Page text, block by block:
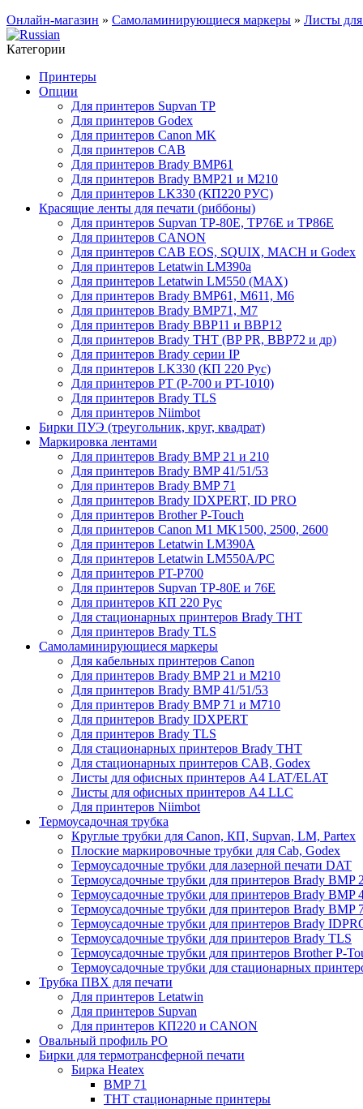
Онлайн-магазин » Самоламинирующиеся маркеры » Листы
Категории
Принтеры
Опции
Для принтеров Supvan TP
Для принтеров Godex
Для принтеров Canon MK
Для принтеров CAB
Для принтеров Brady BMP61
Для принтеров Brady BMP21 и M210
Для принтеров LK330 (КП220 РУС)
Красящие ленты для печати (риббоны)
Для принтеров Supvan TP-80E, TP76E и TP86E
Для принтеров CANON
Для принтеров CAB EOS, SQUIX, MACH и Godex
Для принтеров Letatwin LM390a
Для принтеров Letatwin LM550 (MAX)
Для принтеров Brady BMP61, M611, M6
Для принтеров Brady BMP71, M7
Для принтеров Brady BBP11 и BBP12
Для принтеров Brady THT (BP PR, BBP72 и др)
Для принтеров Brady серии IP
Для принтеров LK330 (КП 220 Рус)
Для принтеров PT (P-700 и PT-1010)
Для принтеров Brady TLS
Для принтеров Niimbot
Бирки ПУЭ (треугольник, круг, квадрат)
Маркировка лентами
Для принтеров Brady BMP 21 и 210
Для принтеров Brady BMP 41/51/53
Для принтеров Brady BMP 71
Для принтеров Brady IDXPERT, ID PRO
Для принтеров Brother P-Touch
Для принтеров Canon M1 MK1500, 2500, 2600
Для принтеров Letatwin LM390A
Для принтеров Letatwin LM550A/PC
Для принтеров PT-P700
Для принтеров Supvan TP-80E и 76E
Для принтеров КП 220 Рус
Для стационарных принтеров Brady THT
Для принтеров Brady TLS
Самоламинирующиеся маркеры
Для кабельных принтеров Canon
Для принтеров Brady BMP 21 и M210
Для принтеров Brady BMP 41/51/53
Для принтеров Brady BMP 71 и M710
Для принтеров Brady IDXPERT
Для принтеров Brady TLS
Для стационарных принтеров Brady THT
Для стационарных принтеров CAB, Godex
Листы для офисных принтеров А4 LAT/ELAT
Листы для офисных принтеров А4 LLC
Для принтеров Niimbot
Термоусадочная трубка
Круглые трубки для Canon, КП, Supvan, LM, Partex
Плоские маркировочные трубки для Cab, Godex
Термоусадочные трубки для лазерной печати DAT
Термоусадочные трубки для принтеров Brady BMP
Термоусадочные трубки для принтеров Brady BMP
Термоусадочные трубки для принтеров Brady BMP
Термоусадочные трубки для принтеров Brady
Термоусадочные трубки для принтеров Brady TLS
Термоусадочные трубки для принтеров Brother P-
Термоусадочные трубки для стационарных
Трубка ПВХ для печати
Для принтеров Letatwin
Для принтеров Supvan
Для принтеров КП220 и CANON
Овальный профиль PO
Бирки для термотрансферной печати
Бирка Heatex
BMP 71
THT стационарные принтеры